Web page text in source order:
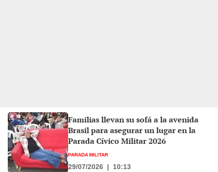
Familias llevan su sofá a la avenida
Brasil para asegurar un lugar en la
Parada Cívico Militar 2026
PARADA MILITAR
29/07/2026 | 10:13